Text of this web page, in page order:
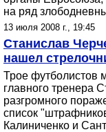
на ряд
13 июля 2008 г., 19:45
Станислав
нашел
Трое футболистов
главного тренера
разгромного
список
Калиниченко и